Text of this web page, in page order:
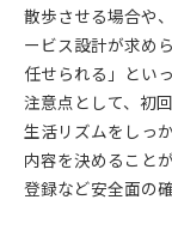
散歩させる場合や
ービス設計が求め
任せられる」とい
注意点として、初
生活リズムをしっ
内容を決めること
登録など安全面の